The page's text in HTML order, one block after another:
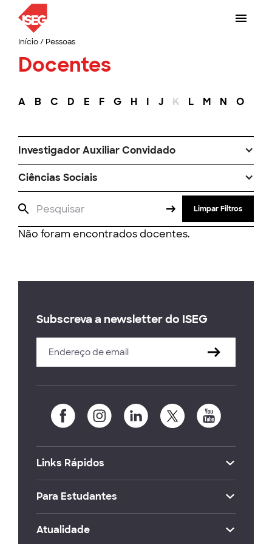
Início/ Pessoas
Docentes
A B C D E F G H I J K L M N O
Investigador Auxiliar Convidado
Ciências Sociais
Limpar Filtros
Não foram encontrados docentes.
Subscreva a newsletter do ISEG
Links Rápidos
Para Estudantes
Atualidade